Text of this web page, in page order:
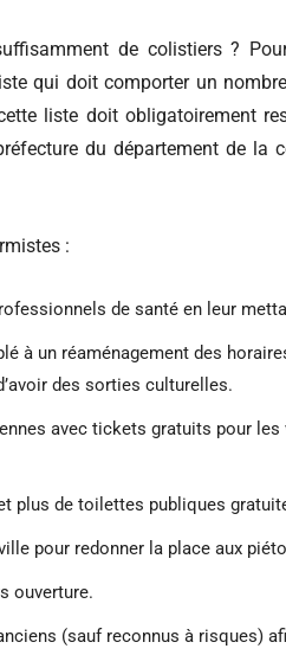
de colistiers ?
qui doit comporter un
liste doit obligatoirement
du département de la
:
de santé en leur
à un réaménagement des
des sorties culturelles.
avec tickets gratuits pour
plus de toilettes publiques
pour redonner la place aux
ouverture.
(sauf reconnus à risques)